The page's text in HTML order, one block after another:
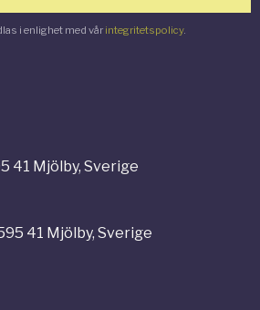
i enlighet med vår integritetspolicy.
41 Mjölby, Sverige
41 Mjölby, Sverige